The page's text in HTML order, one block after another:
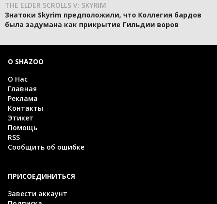
THE ELDER SCROLLS V: SKYRIM
Знатоки Skyrim предположили, что Коллегия бардов
была задумана как прикрытие Гильдии воров
О SHAZOO
О Нас
Главная
Реклама
Контакты
Этикет
Помощь
RSS
Сообщить об ошибке
ПРИСОЕДИНИТЬСЯ
Завести аккаунт